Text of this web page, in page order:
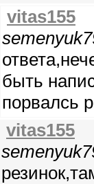
vitas155
быть
порвалсь
vitas155